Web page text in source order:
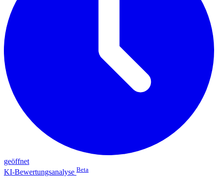
geöffnet
KI-Bewertungsanalyse Beta